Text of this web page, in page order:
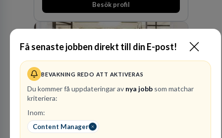
Få senaste jobben direkt till din E-post!
BEVAKNING REDO ATT AKTIVERAS
Du kommer få uppdateringar av nya jobb som matchar
kriteriera:
Inom:
Content Manager
Besök profil
KOMMUNFINANSIERING